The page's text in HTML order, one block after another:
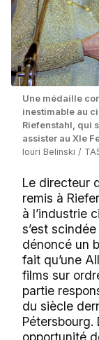
Une médaille
inestimable au
Riefenstahl, qui
assister au XIe
Iouri Belinski /
Le directeur
remis à
à l’industrie
s’est
dénoncé un
fait qu’une
films sur
partie
du siècle
Pétersbourg.
opportunité